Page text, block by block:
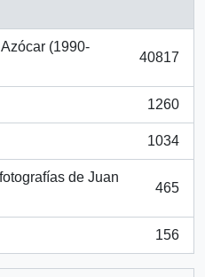
(1990-
40817
1260
1034
de Juan
465
156